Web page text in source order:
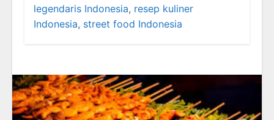
legendaris Indonesia, resep kuliner
Indonesia, street food Indonesia